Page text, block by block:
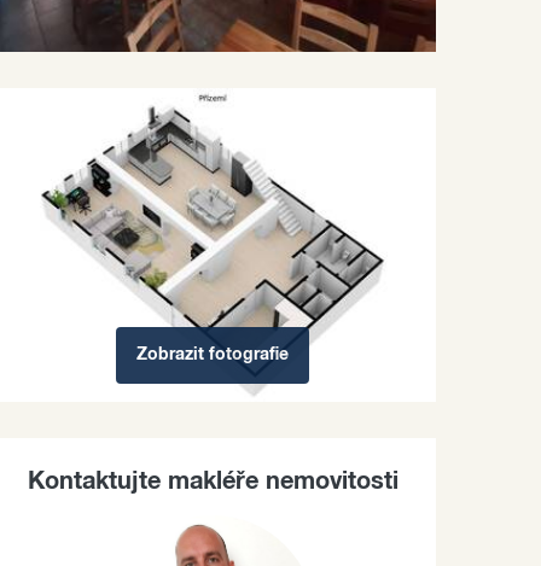
Zobrazit fotografie
Kontaktujte makléře nemovitosti